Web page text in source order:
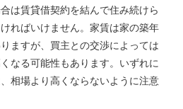
は賃貸借契約を結んで住み続けら
ればいけません。家賃は家の築年
ますが、買主との交渉によっては
なる可能性もあります。いずれに
相場より高くならないように注意